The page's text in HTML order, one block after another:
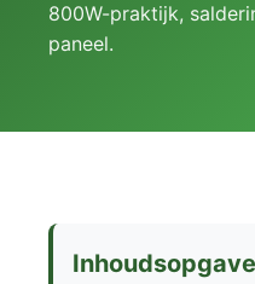
800W-praktijk,
paneel.
Inhoudsopgave